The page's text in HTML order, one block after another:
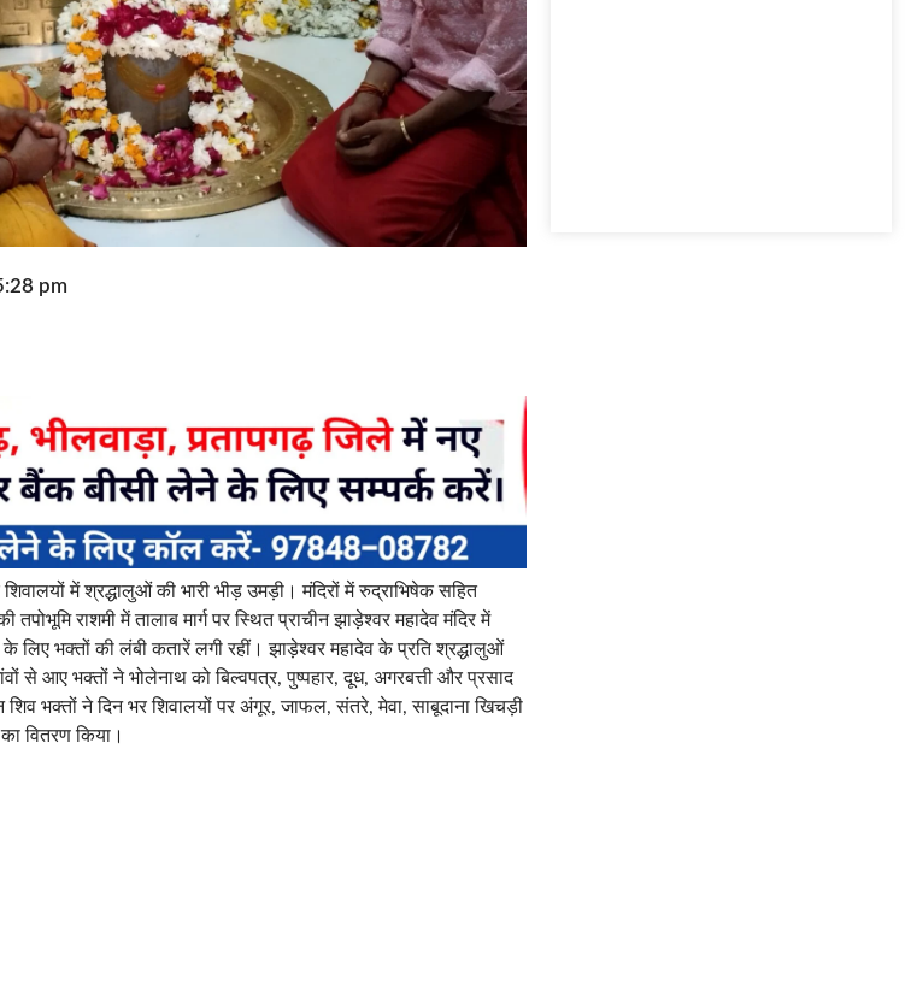
pm
में श्रद्धालुओं की भारी भीड़ उमड़ी। मंदिरों में रुद्राभिषेक सहित
तपोभूमि राशमी में तालाब मार्ग पर स्थित प्राचीन झाड़ेश्वर महादेव मंदिर में
लिए भक्तों की लंबी कतारें लगी रहीं। झाड़ेश्वर महादेव के प्रति श्रद्धालुओं
आए भक्तों ने भोलेनाथ को बिल्वपत्र, पुष्पहार, दूध, अगरबत्ती और प्रसाद
भक्तों ने दिन भर शिवालयों पर अंगूर, जाफल, संतरे, मेवा, साबूदाना खिचड़ी
वितरण किया।